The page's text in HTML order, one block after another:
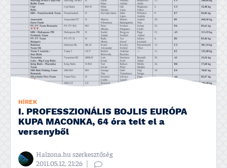
HÍREK
I. PROFESSZIONÁLIS BOJLIS EURÓPA
KUPA MACONKA, 64 óra telt el a
versenyből
Halzona.hu szerkesztőség
2011.05.12, 21:26